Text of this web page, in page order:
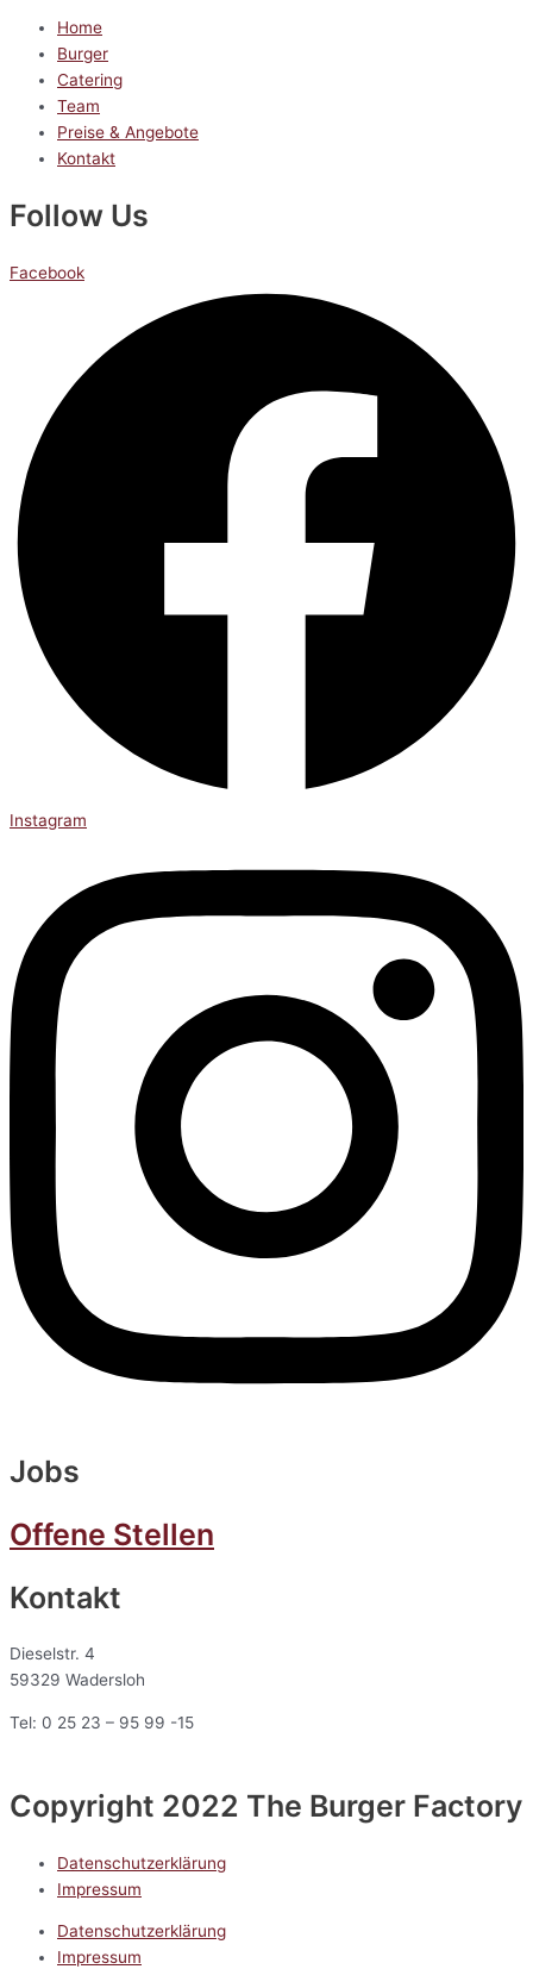
Home
Burger
Catering
Team
Preise & Angebote
Kontakt
Follow Us
Facebook
Instagram
Jobs
Offene Stellen
Kontakt
Dieselstr. 4
59329 Wadersloh
Tel: 0 25 23 – 95 99 -15
Copyright 2022 The Burger Factory
Datenschutzerklärung
Impressum
Datenschutzerklärung
Impressum